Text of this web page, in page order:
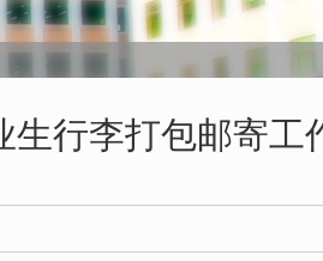
行李打包邮寄工